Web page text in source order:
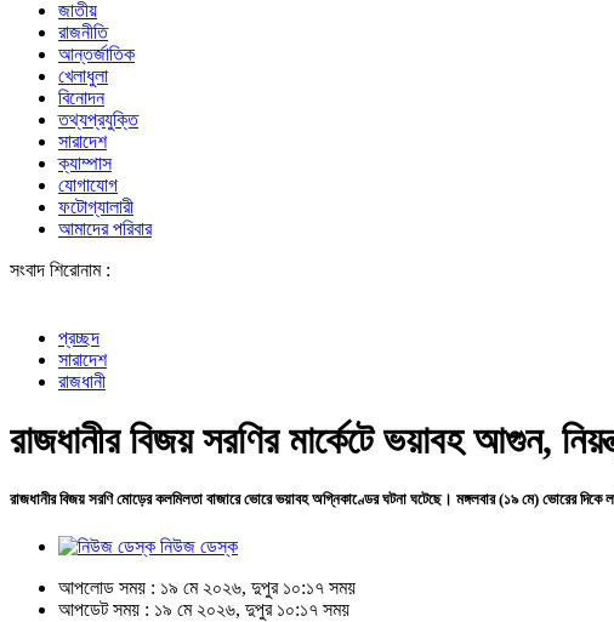
জাতীয়
রাজনীতি
আন্তর্জাতিক
খেলাধুলা
বিনোদন
তথ্যপ্রযুক্তি
সারাদেশ
ক্যাম্পাস
যোগাযোগ
ফটোগ্যালারী
আমাদের পরিবার
সংবাদ শিরোনাম :
প্রচ্ছদ
সারাদেশ
রাজধানী
রাজধানীর বিজয় সরণির মার্কেটে ভয়াবহ আগুন,
রাজধানীর বিজয় সরণি মোড়ের কলমিলতা বাজারে ভোরে ভয়াবহ অগ্নিকাণ্ডের ঘটনা ঘটেছে। মঙ্গলবার (১৯ মে) ভোরের দিকে
নিউজ ডেস্ক
আপলোড সময় : ১৯ মে ২০২৬, দুপুর ১০:১৭ সময়
আপডেট সময় : ১৯ মে ২০২৬, দুপুর ১০:১৭ সময়